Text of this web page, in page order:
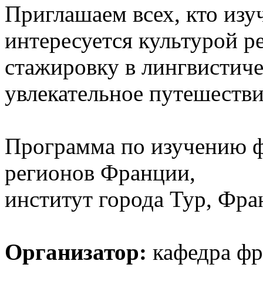
Приглашаем всех, кто
интересуется культурой
стажировку в
увлекательное
Программа по изучению
регионов Франции,
институт города Тур,
Организатор: кафедра